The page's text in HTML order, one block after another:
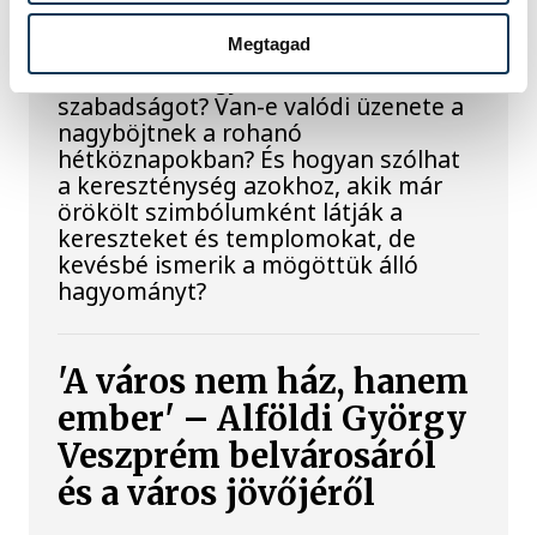
Megtagad
Mit jelent ma szerzetesnek lenni?
Lemondást vagy inkább
szabadságot? Van-e valódi üzenete a
nagyböjtnek a rohanó
hétköznapokban? És hogyan szólhat
a kereszténység azokhoz, akik már
örökölt szimbólumként látják a
kereszteket és templomokat, de
kevésbé ismerik a mögöttük álló
hagyományt?
'A város nem ház, hanem
ember' – Alföldi György
Veszprém belvárosáról
és a város jövőjéről